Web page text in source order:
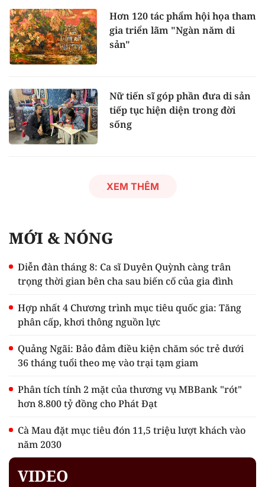
Hơn 120 tác phẩm hội họa tham
gia triển lãm "Ngàn năm di
sản"
Nữ tiến sĩ góp phần đưa di sản
tiếp tục hiện diện trong đời
sống
XEM THÊM
MỚI & NÓNG
Diễn đàn tháng 8: Ca sĩ Duyên Quỳnh càng trân
trọng thời gian bên cha sau biến cố của gia đình
Hợp nhất 4 Chương trình mục tiêu quốc gia: Tăng
phân cấp, khơi thông nguồn lực
Quảng Ngãi: Bảo đảm điều kiện chăm sóc trẻ dưới
36 tháng tuổi theo mẹ vào trại tạm giam
Phân tích tính 2 mặt của thương vụ MBBank "rót"
hơn 8.800 tỷ đồng cho Phát Đạt
Cà Mau đặt mục tiêu đón 11,5 triệu lượt khách vào
năm 2030
VIDEO